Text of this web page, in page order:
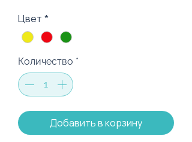
Цвет *
Количество *
Добавить в корзину